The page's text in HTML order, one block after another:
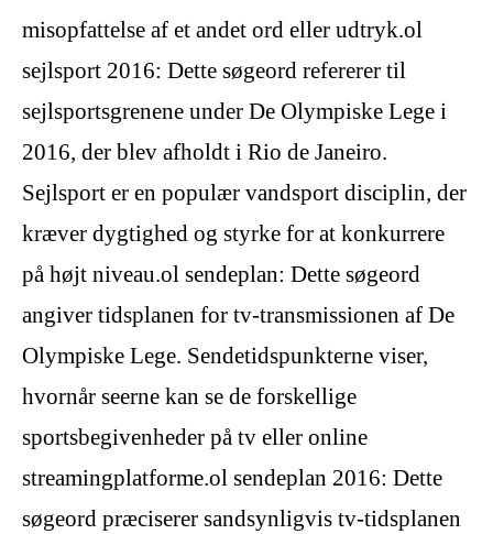
misopfattelse af et andet ord eller udtryk.ol
sejlsport 2016: Dette søgeord refererer til
sejlsportsgrenene under De Olympiske Lege i
2016, der blev afholdt i Rio de Janeiro.
Sejlsport er en populær vandsport disciplin, der
kræver dygtighed og styrke for at konkurrere
på højt niveau.ol sendeplan: Dette søgeord
angiver tidsplanen for tv-transmissionen af De
Olympiske Lege. Sendetidspunkterne viser,
hvornår seerne kan se de forskellige
sportsbegivenheder på tv eller online
streamingplatforme.ol sendeplan 2016: Dette
søgeord præciserer sandsynligvis tv-tidsplanen